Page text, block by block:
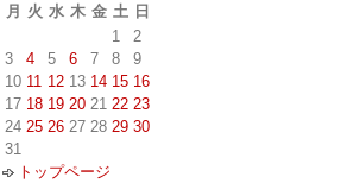
月
火 水 木 金 土 日
1
2
3
4 5 6 7 8
9
10 11 12 13 14 15 16
17 18 19 20 21 22 23
24 25 26 27 28 29 30
31
トップページ